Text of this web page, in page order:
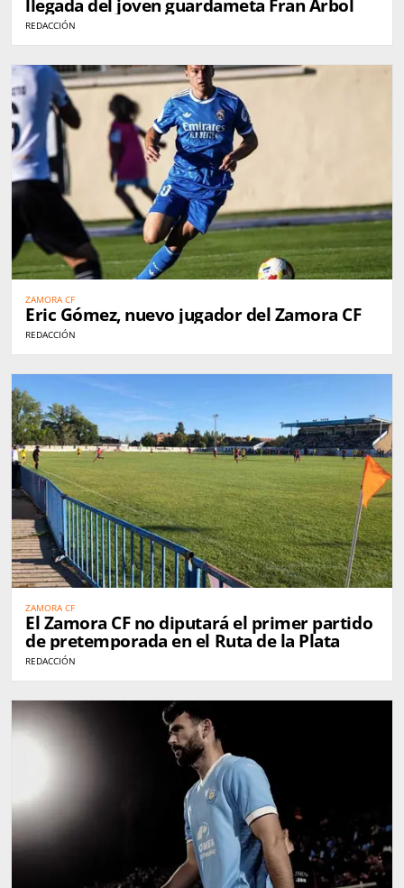
llegada del joven guardameta Fran Árbol
REDACCIÓN
ZAMORA CF
Eric Gómez, nuevo jugador del Zamora CF
REDACCIÓN
ZAMORA CF
El Zamora CF no diputará el primer partido
de pretemporada en el Ruta de la Plata
REDACCIÓN